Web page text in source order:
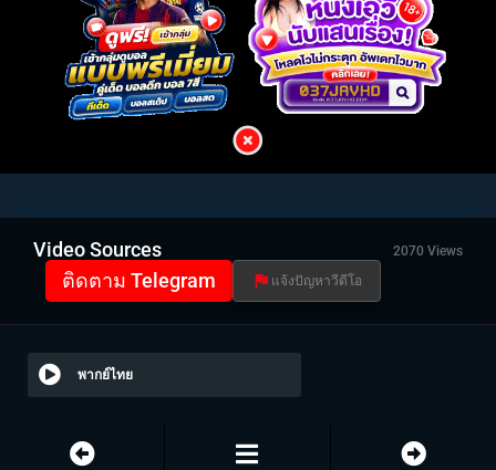
Video Sources 2070 Views
ติดตาม Telegram แจ้งปัญหาวีดีโอ
พากย์ไทย